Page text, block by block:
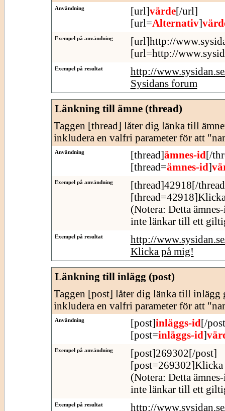
Användning [url]värde[/url]
[url=Alternativ]
Exempel på användning
[url]http://
[url=http://
Exempel på resultat
http://
Sysidans forum
Länkning till ämne (thread)
Taggen [thread] låter dig länka till
inkludera en valfri parameter för att
Användning [thread]ämnes-id[/
[thread=ämnes-id]
Exempel på användning
[thread]42918[/
(Notera: Detta
inte länkar till ett
Exempel på resultat
http://
Klicka på mig!
Länkning till inlägg (post)
Taggen [post] låter dig länka till inlägg
inkludera en valfri parameter för att
Användning [post]inläggs-id[/
[post=inläggs-id]
Exempel på användning
[post]269302[/post]
(Notera: Detta
inte länkar till ett
Exempel på resultat
http://